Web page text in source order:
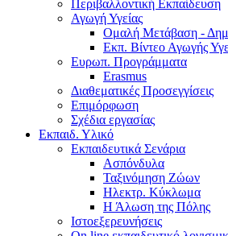
Περιβαλλοντική Εκπαίδευση
Αγωγή Υγείας
Ομαλή Μετάβαση -
Εκπ. Βίντεο Αγωγής
Ευρωπ. Προγράμματα
Erasmus
Διαθεματικές Προσεγγίσεις
Επιμόρφωση
Σχέδια εργασίας
Εκπαιδ. Υλικό
Εκπαιδευτικά Σενάρια
Ασπόνδυλα
Ταξινόμηση Ζώων
Ηλεκτρ. Κύκλωμα
Η Άλωση της Πόλης
Ιστοεξερευνήσεις